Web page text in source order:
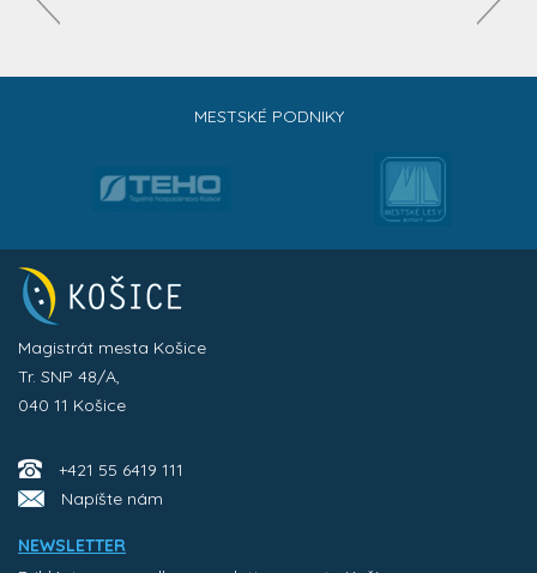
MESTSKÉ PODNIKY
Magistrát mesta Košice
Tr. SNP 48/A,
040 11 Košice
+421 55 6419 111
Napíšte nám
NEWSLETTER